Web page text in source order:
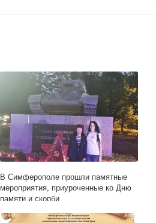
В Симферополе прошли памятные
мероприятия, приуроченные ко Дню
памяти и скорби